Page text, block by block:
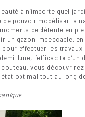
à n’importe quel
de pouvoir modéliser la
de détente en
gazon impeccable, en
effectuer les travaux
lune, l’efficacité d’un
couteau, vous
optimal tout au long de